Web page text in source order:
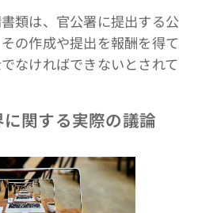
類は、官公署に提出する公
の作成や提出を報酬を得て
なければできないとされて
関する実際の議論